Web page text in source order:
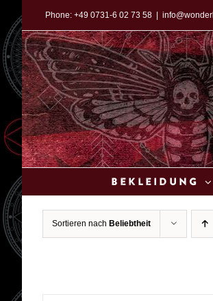
Inhalt
springen
Phone: +49 0731-6 02 73 58
Bekleidung
Sortieren nach Beliebtheit